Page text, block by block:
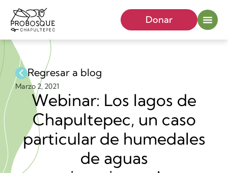
Donar
Regresar a blog
Marzo 2, 2021
Webinar: Los lagos de
Chapultepec, un caso
particular de humedales
de aguas